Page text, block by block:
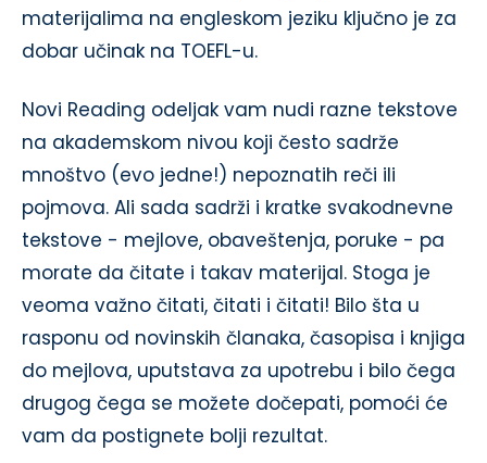
materijalima na engleskom jeziku ključno je za
dobar učinak na TOEFL-u.
Novi Reading odeljak vam nudi razne tekstove
na akademskom nivou koji često sadrže
mnoštvo (evo jedne!) nepoznatih reči ili
pojmova. Ali sada sadrži i kratke svakodnevne
tekstove - mejlove, obaveštenja, poruke - pa
morate da čitate i takav materijal. Stoga je
veoma važno čitati, čitati i čitati! Bilo šta u
rasponu od novinskih članaka, časopisa i knjiga
do mejlova, uputstava za upotrebu i bilo čega
drugog čega se možete dočepati, pomoći će
vam da postignete bolji rezultat.